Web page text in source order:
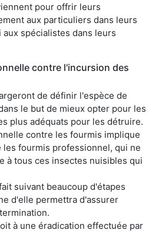
pour offrir leurs
aux particuliers dans leurs
aux spécialistes dans leurs
contre l'incursion des
de définir l'espèce de
le but de mieux opter pour les
plus adéquats pour les détruire.
contre les fourmis implique
fourmis professionnel, qui ne
à tous ces insectes nuisibles qui
suivant beaucoup d'étapes
d'elle permettra d'assurer
à une éradication effectuée par